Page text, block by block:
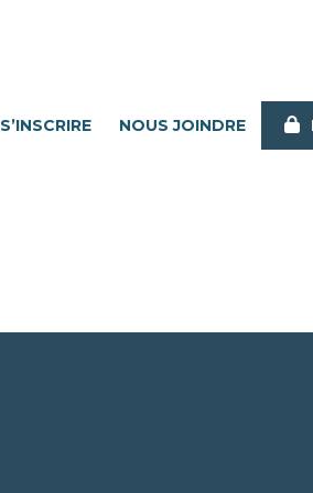
S’INSCRIRE NOUS JOINDRE